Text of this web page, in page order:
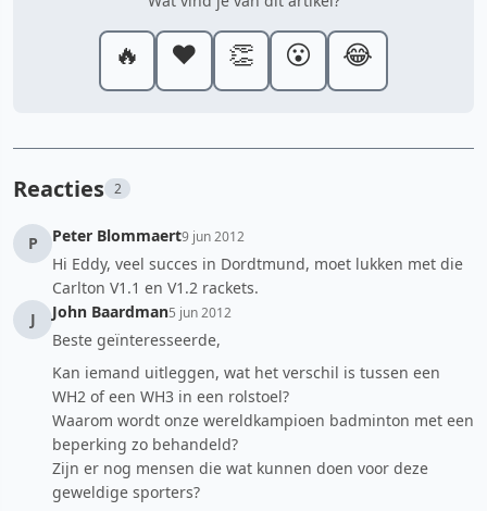
🔥 ❤️ 👏 😮 😂
Reacties 2
P Peter Blommaert9 jun 2012
Hi Eddy, veel succes in Dordtmund, moet lukken met die
Carlton V1.1 en V1.2 rackets.
J
John Baardman5 jun 2012
Beste geïnteresseerde,
Kan iemand uitleggen, wat het verschil is tussen een
WH2 of een WH3 in een rolstoel?
Waarom wordt onze wereldkampioen badminton met een
beperking zo behandeld?
Zijn er nog mensen die wat kunnen doen voor deze
geweldige sporters?